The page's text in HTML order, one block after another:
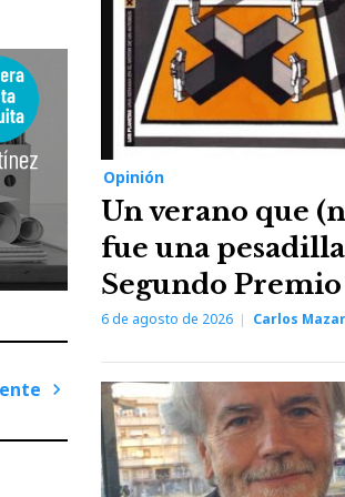
Opinión
Un verano que
fue una
Segundo Premio
6 de agosto de 2026 Carlos